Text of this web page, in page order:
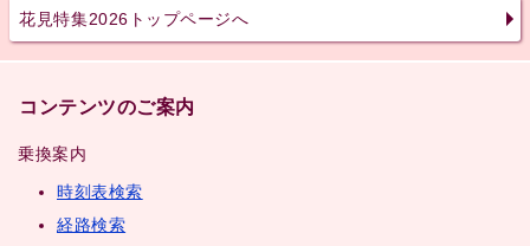
花見特集2026トップページへ
コンテンツのご案内
乗換案内
時刻表検索
経路検索